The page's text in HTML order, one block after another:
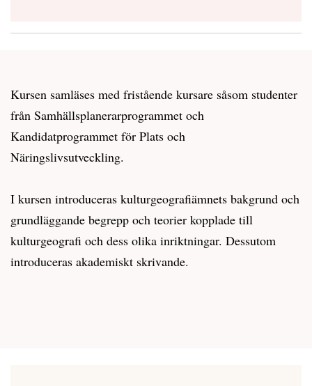
Kursen samläses med fristående kursare såsom studenter
från Samhällsplanerarprogrammet och
Kandidatprogrammet för Plats och
Näringslivsutveckling.
I kursen introduceras kulturgeografiämnets bakgrund och
grundläggande begrepp och teorier kopplade till
kulturgeografi och dess olika inriktningar. Dessutom
introduceras akademiskt skrivande.